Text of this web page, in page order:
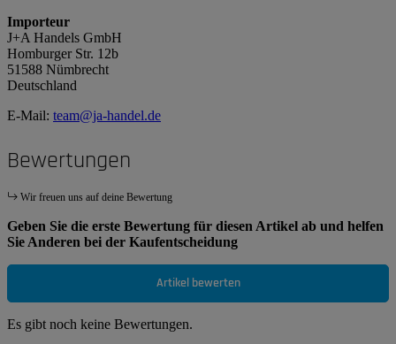
Importeur
J+A Handels GmbH
Homburger Str. 12b
51588 Nümbrecht
Deutschland
E-Mail: team@ja-handel.de
Bewertungen
Wir freuen uns auf deine Bewertung
Geben Sie die erste Bewertung für diesen Artikel ab und helfen
Sie Anderen bei der Kaufentscheidung
Artikel bewerten
Es gibt noch keine Bewertungen.